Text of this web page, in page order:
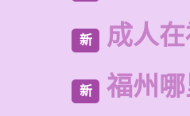
新 成人
新 福州